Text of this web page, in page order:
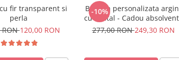
fir transparent si
perla
RON120,00 RON
-10%
Bratara personalizata
cu cristal - Cadou
Medicină
277,00 RON249,30 RON